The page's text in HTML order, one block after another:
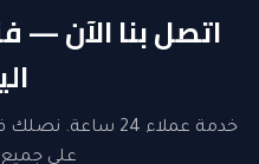
اتصل بنا الآن
خدمة عملاء 24
على جميع